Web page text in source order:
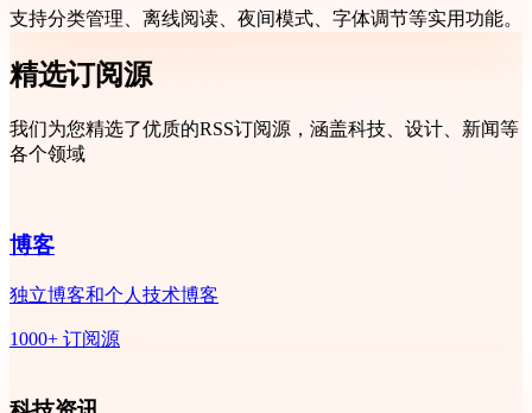
支持分类管理、离线阅读、夜间模式、字体调节等实用功能。
精选订阅源
我们为您精选了优质的RSS订阅源，涵盖科技、设计、新闻等
各个领域
博客
独立博客和个人技术博客
1000+ 订阅源